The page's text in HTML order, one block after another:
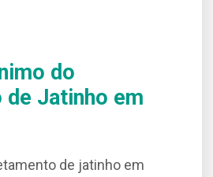
do
de Jatinho em
de jatinho em